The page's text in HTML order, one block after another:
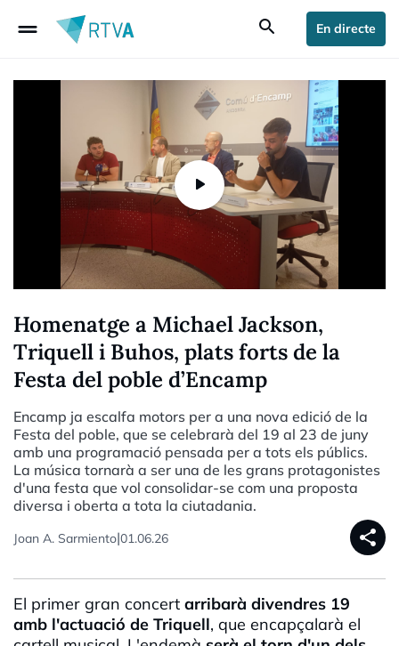
drag_handle search En directe
Homenatge a Michael Jackson,
Triquell i Buhos, plats forts de la
Festa del poble d’Encamp
Encamp ja escalfa motors per a una nova edició de la
Festa del poble, que se celebrarà del 19 al 23 de juny
amb una programació pensada per a tots els públics.
La música tornarà a ser una de les grans protagonistes
d'una festa que vol consolidar-se com una proposta
diversa i oberta a tota la ciutadania.
Joan A. Sarmiento|01.06.26 share
El primer gran concert arribarà divendres 19
amb l'actuació de Triquell, que encapçalarà el